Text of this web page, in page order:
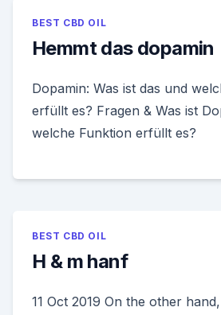
BEST CBD OIL
Hemmt das dopamin
Dopamin: Was ist das und
erfüllt es? Fragen & Was ist
welche Funktion erfüllt es?
BEST CBD OIL
H & m hanf
11 Oct 2019 On the other